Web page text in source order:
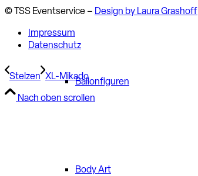
Ballonfiguren
Body Art
© TSS Eventservice – Design by Laura Grashoff
Impressum
Datenschutz
Stelzen XL-Mikado
Nach oben scrollen